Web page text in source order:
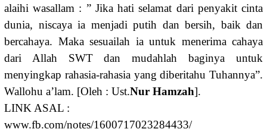
alaihi wasallam : ” Jika hati selamat dari penyakit cinta
dunia, niscaya ia menjadi putih dan bersih, baik dan
bercahaya. Maka sesuailah ia untuk menerima cahaya
dari Allah SWT dan mudahlah baginya untuk
menyingkap rahasia-rahasia yang diberitahu Tuhannya”.
Wallohu a’lam. [Oleh : Ust.Nur Hamzah].
LINK ASAL :
www.fb.com/notes/1600717023284433/